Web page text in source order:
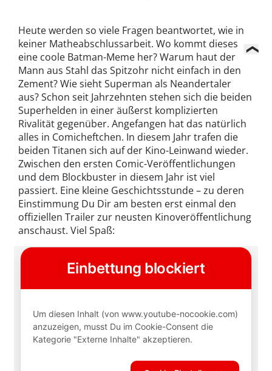
Heute werden so viele Fragen beantwortet, wie in
keiner Matheabschlussarbeit. Wo kommt dieses
eine coole Batman-Meme her? Warum haut der
Mann aus Stahl das Spitzohr nicht einfach in den
Zement? Wie sieht Superman als Neandertaler
aus? Schon seit Jahrzehnten stehen sich die beiden
Superhelden in einer äußerst komplizierten
Rivalität gegenüber. Angefangen hat das natürlich
alles in Comicheftchen. In diesem Jahr trafen die
beiden Titanen sich auf der Kino-Leinwand wieder.
Zwischen den ersten Comic-Veröffentlichungen
und dem Blockbuster in diesem Jahr ist viel
passiert. Eine kleine Geschichtsstunde – zu deren
Einstimmung Du Dir am besten erst einmal den
offiziellen Trailer zur neusten Kinoveröffentlichung
anschaust. Viel Spaß: